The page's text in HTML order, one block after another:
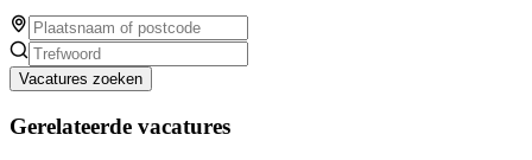
Vacatures zoeken
Gerelateerde vacatures